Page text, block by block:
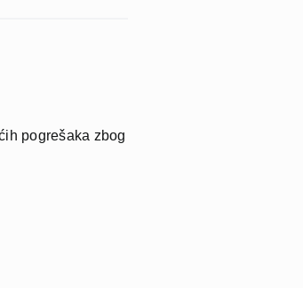
pogrešaka zbog